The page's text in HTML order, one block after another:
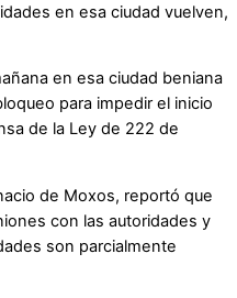
en esa ciudad vuelven,
en esa ciudad beniana
para impedir el inicio
de la Ley de 222 de
de Moxos, reportó que
con las autoridades y
son parcialmente